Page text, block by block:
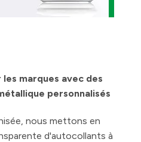
marques avec des
personnalisés
nous mettons en
d'autocollants à